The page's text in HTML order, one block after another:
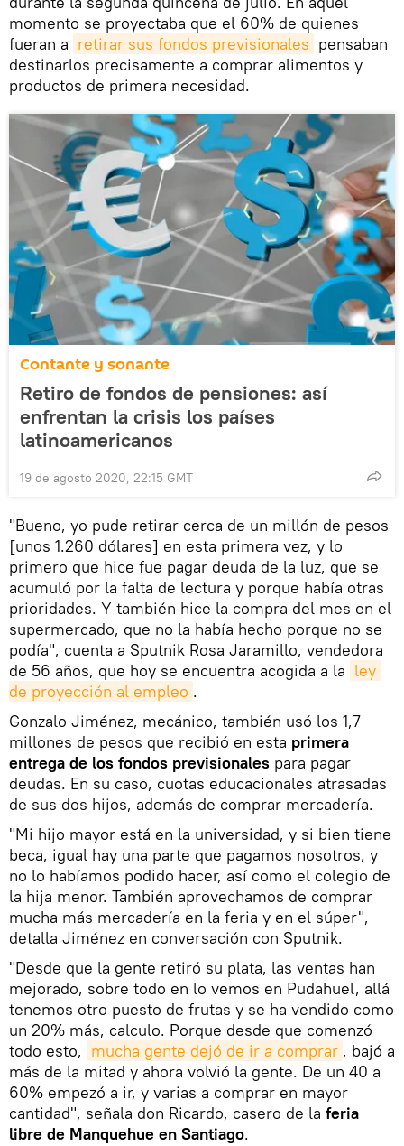
momento se proyectaba que el 60% de quienes
fueran a retirar sus fondos previsionales pensaban
destinarlos precisamente a comprar alimentos y
productos de primera necesidad.
Contante y sonante
Retiro de fondos de pensiones: así
enfrentan la crisis los países
latinoamericanos
19 de agosto 2020, 22:15 GMT
"Bueno, yo pude retirar cerca de un millón de pesos
[unos 1.260 dólares] en esta primera vez, y lo
primero que hice fue pagar deuda de la luz, que se
acumuló por la falta de lectura y porque había otras
prioridades. Y también hice la compra del mes en el
supermercado, que no la había hecho porque no se
podía", cuenta a Sputnik Rosa Jaramillo, vendedora
de 56 años, que hoy se encuentra acogida a la ley
de proyección al empleo .
Gonzalo Jiménez, mecánico, también usó los 1,7
millones de pesos que recibió en esta primera
entrega de los fondos previsionales para pagar
deudas. En su caso, cuotas educacionales atrasadas
de sus dos hijos, además de comprar mercadería.
"Mi hijo mayor está en la universidad, y si bien tiene
beca, igual hay una parte que pagamos nosotros, y
no lo habíamos podido hacer, así como el colegio de
la hija menor. También aprovechamos de comprar
mucha más mercadería en la feria y en el súper",
detalla Jiménez en conversación con Sputnik.
"Desde que la gente retiró su plata, las ventas han
mejorado, sobre todo en lo vemos en Pudahuel, allá
tenemos otro puesto de frutas y se ha vendido como
un 20% más, calculo. Porque desde que comenzó
todo esto, mucha gente dejó de ir a comprar , bajó a
más de la mitad y ahora volvió la gente. De un 40 a
60% empezó a ir, y varias a comprar en mayor
cantidad", señala don Ricardo, casero de la feria
libre de Manquehue en Santiago.